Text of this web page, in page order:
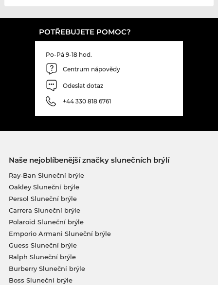
POTŘEBUJETE POMOC?
Po-Pá 9-18 hod.
Centrum nápovědy
Odeslat dotaz
+44 330 818 6761
Naše nejoblíbenější značky slunečních brýlí
Ray-Ban Sluneční brýle
Oakley Sluneční brýle
Persol Sluneční brýle
Carrera Sluneční brýle
Polaroid Sluneční brýle
Emporio Armani Sluneční brýle
Guess Sluneční brýle
Ralph Sluneční brýle
Burberry Sluneční brýle
Boss Sluneční brýle